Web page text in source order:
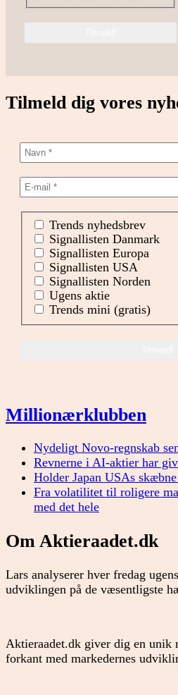
Tilmeld dig vores
Trends nyhedsbrev
Signallisten Danmark
Signallisten Europa
Signallisten USA
Signallisten Norden
Ugens aktie
Trends mini (gratis)
Millionærklubben
Nydeligt Novo-regnskab
Revnerne i AI-aktier har
Holder Japan USAs
Fra volatilitet til roligere
med det hele
Om Aktieraadet.dk
Lars analyserer hver fredag
udviklingen på de væsentligste
Aktieraadet.dk giver dig en unik
forkant med markedernes